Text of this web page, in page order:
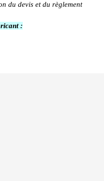
du devis et du règlement
: